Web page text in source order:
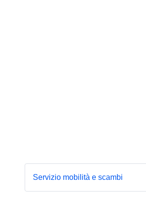
Servizio mobilità e scambi